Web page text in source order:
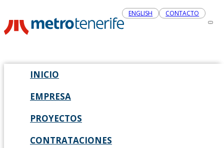
ENGLISH CONTACTO
INICIO
EMPRESA
PROYECTOS
CONTRATACIONES